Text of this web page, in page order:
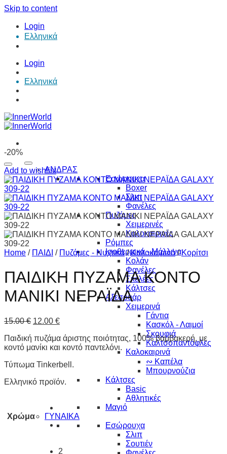
Skip to content
Login
Ελληνικά
Login
Ελληνικά
ΑΝΔΡΑΣ
Εσώρουχα
Boxer
Σλιπ
Φανέλες
Πυζάμες
Χειμερινές
Καλοκαιρινές
Ρόμπες
Ισοθερμικά - Μάλλινα
Κολάν
Φανέλες
Σκελέες
Κάλτσες
Αξεσουάρ
Χειμερινά
Γάντια
Κασκόλ - Λαιμοί
Σκουφιά
Καλτσοπαντόφλες
Καλοκαιρινά
∾ Καπέλα
Μπουρνούζια
Κάλτσες
Basic
Αθλητικές
Μαγιό
ΓΥΝΑΙΚΑ
Εσώρουχα
Σλιπ
Σουτιέν
-20%
Add to wishlist
Home / ΠΑΙΔΙ / Πυζάμες - Νυχτικά / Καλοκαιρινά / Κορίτσι
ΠΑΙΔΙΚΗ ΠΥΖΑΜΑ ΚΟΝΤΟ
ΜΑΝΙΚΙ ΝΕΡΑΪΔΑ
15.00€ 12.00 €
Παιδική πυζάμα άριστης ποιότητας, 100% βαμβακερή, με
κοντό μανίκι και κοντό παντελόνι.
Τύπωμα Tinkerbell.
Ελληνικό προϊόν.
Χρώμα
2